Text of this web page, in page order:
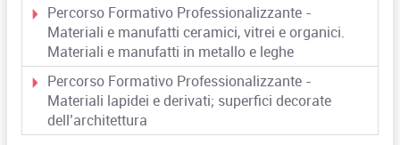
Percorso Formativo Professionalizzante -
Materiali e manufatti ceramici, vitrei e organici.
Materiali e manufatti in metallo e leghe
Percorso Formativo Professionalizzante -
Materiali lapidei e derivati; superfici decorate
dell’architettura